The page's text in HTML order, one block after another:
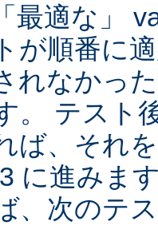
最適な」
が順番に
れなかっ
。 テスト
ば、それ
に進みま
、次のテ